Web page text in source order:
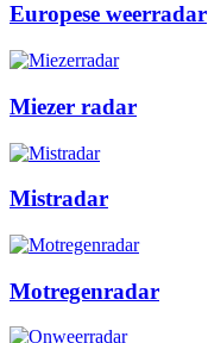
Europese weerradar
Miezer radar
Mistradar
Motregenradar